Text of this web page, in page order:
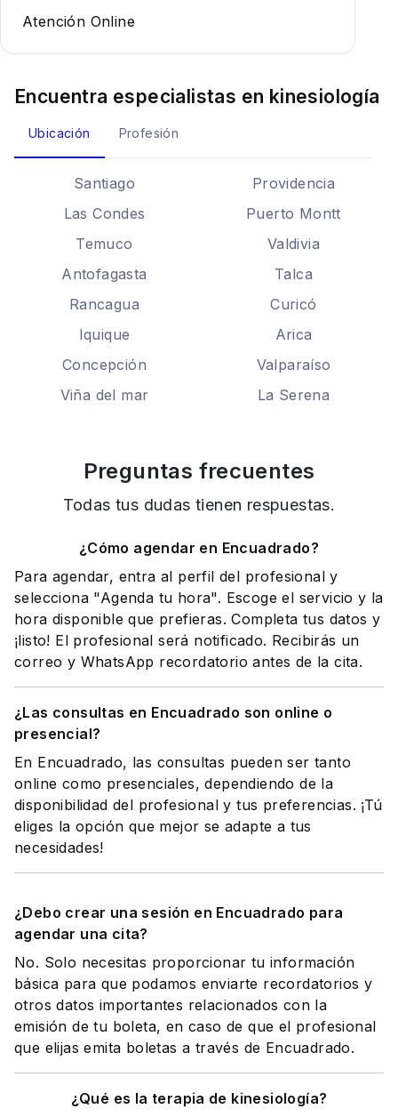
Atención Online
Encuentra especialistas en kinesiología
Ubicación Profesión
Santiago
Providencia
Las Condes
Puerto Montt
Temuco
Valdivia
Antofagasta
Talca
Rancagua
Curicó
Iquique
Arica
Concepción
Valparaíso
Viña del mar
La Serena
Preguntas frecuentes
Todas tus dudas tienen respuestas.
¿Cómo agendar en Encuadrado?
Para agendar, entra al perfil del profesional y
selecciona "Agenda tu hora". Escoge el servicio y la
hora disponible que prefieras. Completa tus datos y
¡listo! El profesional será notificado. Recibirás un
correo y WhatsApp recordatorio antes de la cita.
¿Las consultas en Encuadrado son online o
presencial?
En Encuadrado, las consultas pueden ser tanto
online como presenciales, dependiendo de la
disponibilidad del profesional y tus preferencias. ¡Tú
eliges la opción que mejor se adapte a tus
necesidades!
¿Debo crear una sesión en Encuadrado para
agendar una cita?
No. Solo necesitas proporcionar tu información
básica para que podamos enviarte recordatorios y
otros datos importantes relacionados con la
emisión de tu boleta, en caso de que el profesional
que elijas emita boletas a través de Encuadrado.
¿Qué es la terapia de kinesiología?